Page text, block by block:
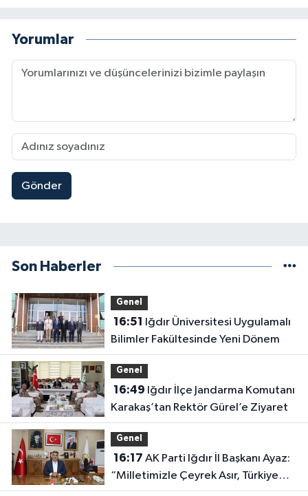
Yorumlar
Gönder
Son Haberler
Genel
16:51
Bilimler Fakültesinde Yeni Dönem
Genel
16:49
Karakaş’tan Rektör Gürel’e Ziyaret
Genel
16:17
“Milletimizle Çeyrek Asır, Türkiye
Geleceğe Hazır”